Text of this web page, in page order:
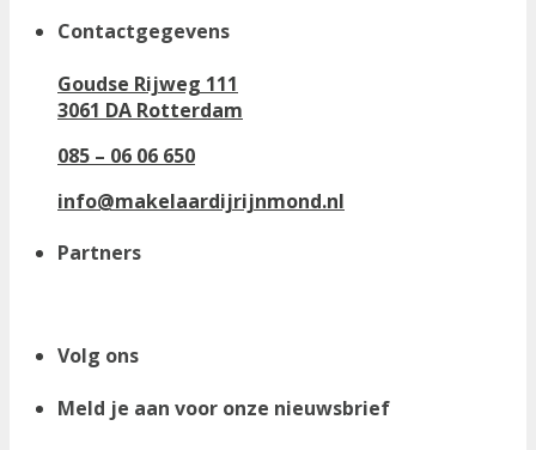
Contactgegevens
Goudse Rijweg 111
3061 DA Rotterdam
085 – 06 06 650
info@makelaardijrijnmond.nl
Partners
Volg ons
Meld je aan voor onze nieuwsbrief